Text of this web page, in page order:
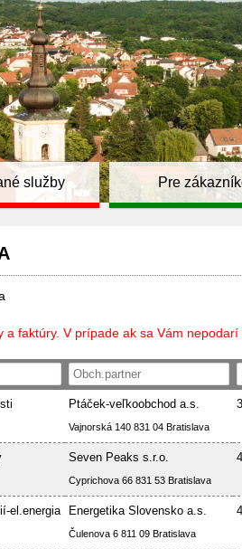
služby Pre
faktúry. V prípade ak sa Vám
Ptáček-veľkoobchod a.s.
Vajnorská 140 831 04 Bratislava
Seven Peaks s.r.o.
Cyprichova 66 831 53 Bratislava
el.energia
Energetika Slovensko a.s.
Čulenova 6 811 09 Bratislava